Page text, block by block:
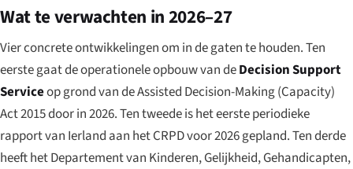
Wat te verwachten in 2026–27
Vier concrete ontwikkelingen om in de gaten te houden. Ten
eerste gaat de operationele opbouw van deDecision Support
Serviceop grond van de Assisted Decision-Making (Capacity)
Act 2015 door in 2026. Ten tweede is het eerste periodieke
rapport van Ierland aan het CRPD voor 2026 gepland. Ten derde
heeft het Departement van Kinderen, Gelijkheid, Gehandicapten,